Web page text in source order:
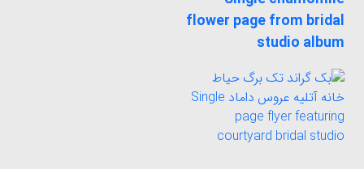
flower page from bridal
studio album